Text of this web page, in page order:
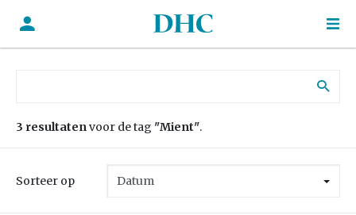
3 resultatenvoor de tag "Mient".
Sorteer op